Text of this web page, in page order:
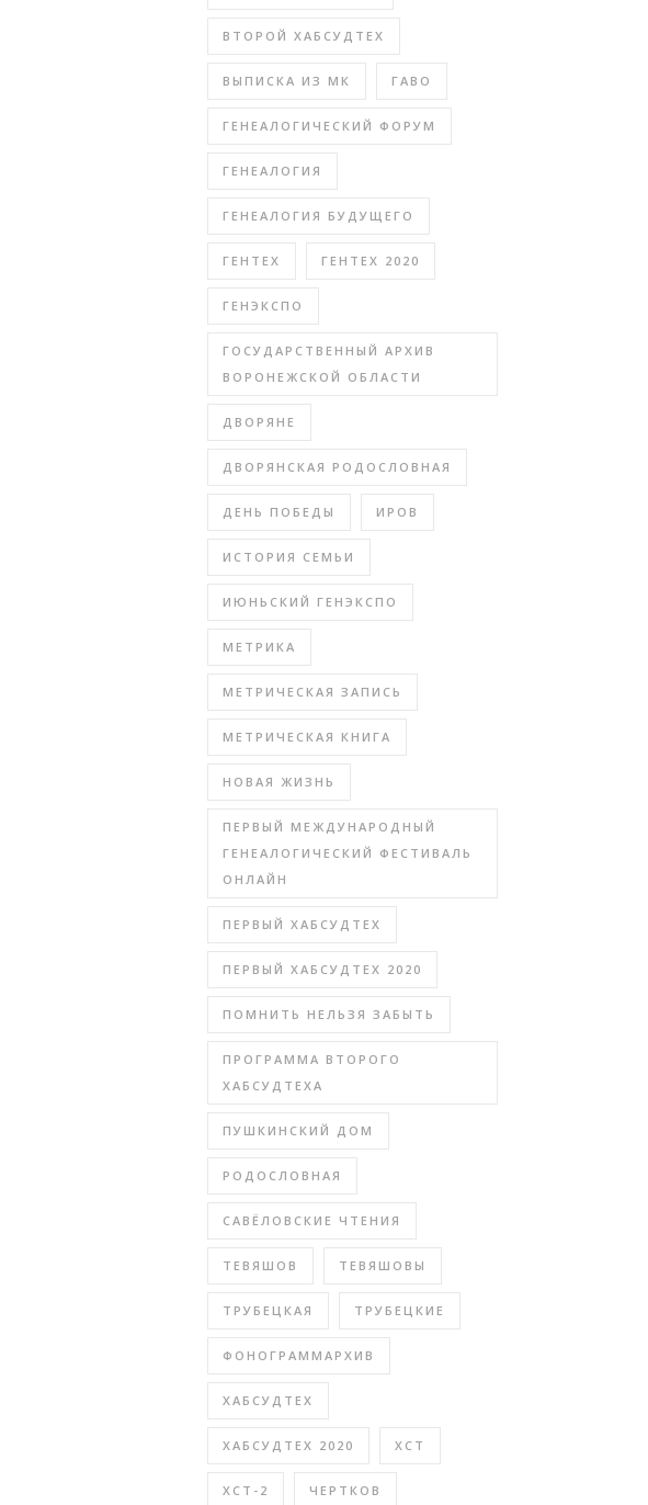
ВТОРОЙ ХАБСУДТЕХ
ВЫПИСКА ИЗ МК ГАВО
ГЕНЕАЛОГИЧЕСКИЙ ФОРУМ
ГЕНЕАЛОГИЯ
ГЕНЕАЛОГИЯ БУДУЩЕГО
ГЕНТЕХ ГЕНТЕХ 2020
ГЕНЭКСПО
ГОСУДАРСТВЕННЫЙ АРХИВ
ВОРОНЕЖСКОЙ ОБЛАСТИ
ДВОРЯНЕ
ДВОРЯНСКАЯ РОДОСЛОВНАЯ
ДЕНЬ ПОБЕДЫ ИРОВ
ИСТОРИЯ СЕМЬИ
ИЮНЬСКИЙ ГЕНЭКСПО
МЕТРИКА
МЕТРИЧЕСКАЯ ЗАПИСЬ
МЕТРИЧЕСКАЯ КНИГА
НОВАЯ ЖИЗНЬ
ПЕРВЫЙ МЕЖДУНАРОДНЫЙ
ГЕНЕАЛОГИЧЕСКИЙ ФЕСТИВАЛЬ
ОНЛАЙН
ПЕРВЫЙ ХАБСУДТЕХ
ПЕРВЫЙ ХАБСУДТЕХ 2020
ПОМНИТЬ НЕЛЬЗЯ ЗАБЫТЬ
ПРОГРАММА ВТОРОГО
ХАБСУДТЕХА
ПУШКИНСКИЙ ДОМ
РОДОСЛОВНАЯ
САВЁЛОВСКИЕ ЧТЕНИЯ
ТЕВЯШОВ ТЕВЯШОВЫ
ТРУБЕЦКАЯ ТРУБЕЦКИЕ
ФОНОГРАММАРХИВ
ХАБСУДТЕХ
ХАБСУДТЕХ 2020 ХСТ
ХСТ-2 ЧЕРТКОВ